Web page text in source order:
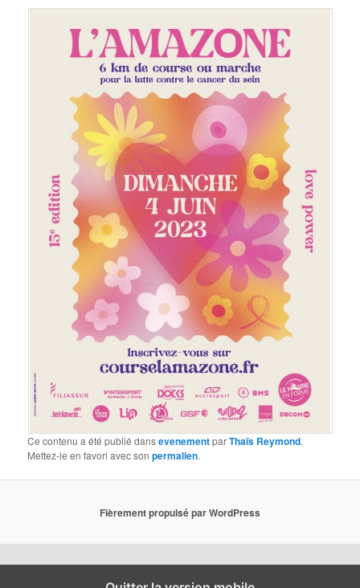
Ce contenu a été publié dansevenementparThaïs Reymond.
Mettez-le en favori avec sonpermalien.
Fièrement propulsé par WordPress